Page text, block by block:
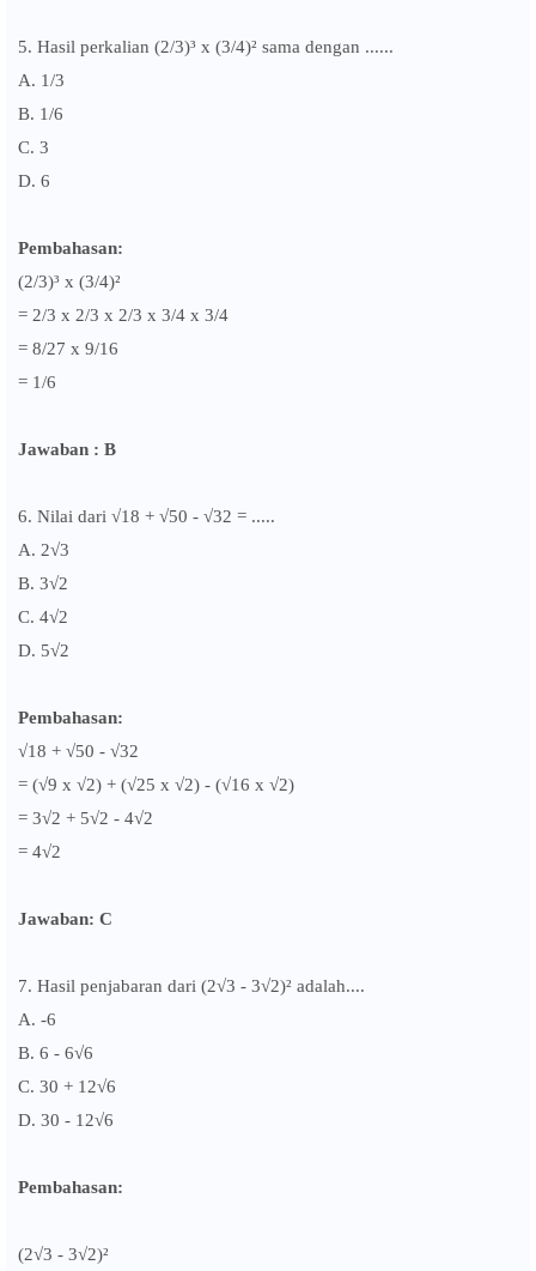
5. Hasil perkalian (2/3)³ x (3/4)² sama dengan ......
A. 1/3
B. 1/6
C. 3
D. 6
Pembahasan:
(2/3)³ x (3/4)²
= 2/3 x 2/3 x 2/3 x 3/4 x 3/4
= 8/27 x 9/16
= 1/6
Jawaban : B
6. Nilai dari √18 + √50 - √32 = .....
A. 2√3
B. 3√2
C. 4√2
D. 5√2
Pembahasan:
√18 + √50 - √32
= (√9 x √2) + (√25 x √2) - (√16 x √2)
= 3√2 + 5√2 - 4√2
= 4√2
Jawaban: C
7. Hasil penjabaran dari (2√3 - 3√2)² adalah....
A. -6
B. 6 - 6√6
C. 30 + 12√6
D. 30 - 12√6
Pembahasan:
(2√3 - 3√2)²